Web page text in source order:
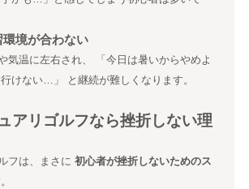
境が合わない
気温に左右され、 「今日は暑いからやめよ
けない…」 と継続が難しくなります。
アリゴルフなら挫折しない理
フは、まさに初心者が挫折しないためのス